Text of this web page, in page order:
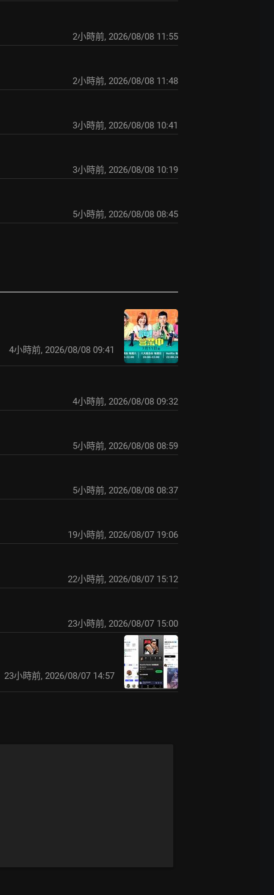
2小時前, 2026/08/08 11:55
2小時前, 2026/08/08 11:48
3小時前, 2026/08/08 10:41
3小時前, 2026/08/08 10:19
5小時前, 2026/08/08 08:45
4小時前, 2026/08/08 09:41
4小時前, 2026/08/08 09:32
5小時前, 2026/08/08 08:59
5小時前, 2026/08/08 08:37
19小時前, 2026/08/07 19:06
22小時前, 2026/08/07 15:12
23小時前, 2026/08/07 15:00
23小時前, 2026/08/07 14:57